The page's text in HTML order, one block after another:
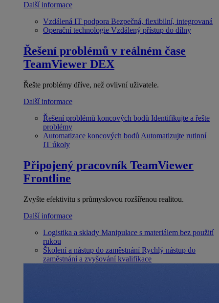
Další informace
Vzdálená IT podpora Bezpečná, flexibilní, integrovaná
Operační technologie Vzdálený přístup do dílny
Řešení problémů v reálném čase
TeamViewer DEX
Řešte problémy dříve, než ovlivní uživatele.
Další informace
Řešení problémů koncových bodů Identifikujte a řešte
problémy
Automatizace koncových bodů Automatizujte rutinní
IT úkoly
Připojený pracovník TeamViewer
Frontline
Zvyšte efektivitu s průmyslovou rozšířenou realitou.
Další informace
Logistika a sklady Manipulace s materiálem bez použití
rukou
Školení a nástup do zaměstnání Rychlý nástup do
zaměstnání a zvyšování kvalifikace